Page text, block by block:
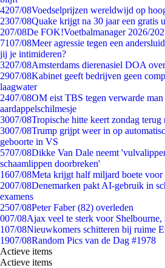
4207/08Voedselprijzen wereldwijd op
2307/08Quake krijgt na 30 jaar een gratis
207/08De FOK!Voetbalmanager 2026/
7107/08Meer agressie tegen een
jij je intimideren?
3207/08Amsterdams dierenasiel DOA
2907/08Kabinet geeft bedrijven geen
laagwater
2407/08OM eist TBS tegen verwarde man
aardappelschilmesje
3007/08Tropische hitte keert zondag terug
3007/08Trump grijpt weer in op
geboorte in VS
5707/08Dikke Van Dale neemt
schaamlippen doorbreken'
1607/08Meta krijgt half miljard boete voor
2007/08Denemarken pakt AI-gebruik in
examens
2507/08Peter Faber (82) overleden
007/08Ajax veel te sterk voor Shelbourne,
107/08Nieuwkomers schitteren bij ruime
1907/08Random Pics van de Dag #1978
Actieve items
Actieve items